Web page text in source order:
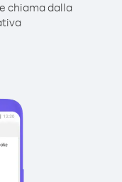
chiama dalla